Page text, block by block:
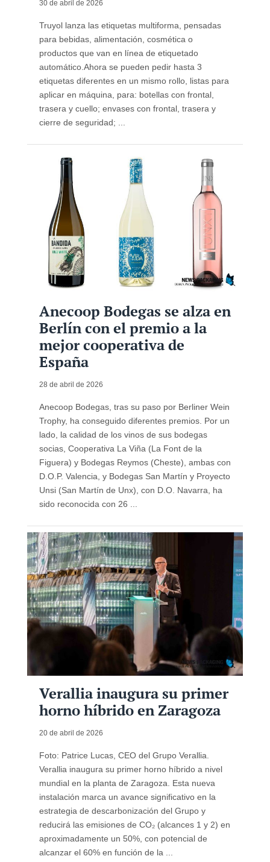
30 de abril de 2026
Truyol lanza las etiquetas multiforma, pensadas
para bebidas, alimentación, cosmética o
productos que van en línea de etiquetado
automático. ​Ahora se pueden pedir hasta 3
etiquetas diferentes en un mismo rollo, listas para
aplicar en máquina, para: botellas con frontal,
trasera y cuello; envases con frontal, trasera y
cierre de seguridad; ...
Anecoop Bodegas se alza en
Berlín con el premio a la
mejor cooperativa de
España
28 de abril de 2026
Anecoop Bodegas, tras su paso por Berliner Wein
Trophy, ha conseguido diferentes premios. Por un
lado, la calidad de los vinos de sus bodegas
socias, Cooperativa La Viña (La Font de la
Figuera) y Bodegas Reymos (Cheste), ambas con
D.O.P. Valencia, y Bodegas San Martín y Proyecto
Unsi (San Martín de Unx), con D.O. Navarra, ha
sido reconocida con 26 ...
Verallia inaugura su primer
horno híbrido en Zaragoza
20 de abril de 2026
Foto: Patrice Lucas, CEO del Grupo Verallia.
Verallia inaugura su primer horno híbrido a nivel
mundial en la planta de Zaragoza. Esta nueva
instalación marca un avance significativo en la
estrategia de descarbonización del Grupo y
reducirá las emisiones de CO₂ (alcances 1 y 2) en
aproximadamente un 50%, con potencial de
alcanzar el 60% en función de la ...